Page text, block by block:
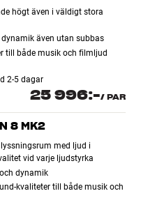
högt även i väldigt stora
dynamik även utan subbas
till både musik och filmljud
2-5 dagar
25 996:-/ PAR
8 MK2
med ljud i
vid varje ljudstyrka
dynamik
kvaliteter till både musik och